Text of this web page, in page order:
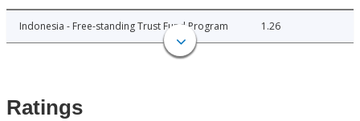
Indonesia - Free-standing Trust Fund Program 1.26
Ratings